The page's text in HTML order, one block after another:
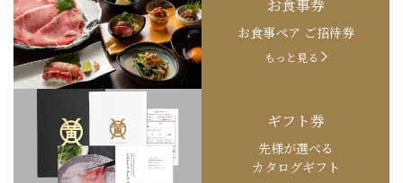
お食事券
お食事ペア ご招待券
もっと見る
ギフト券
先様が選べる
カタログギフト